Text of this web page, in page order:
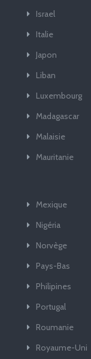
Israel
Italie
Japon
Liban
Luxembourg
Madagascar
Malaisie
Mauritanie
Mexique
Nigéria
Norvège
Pays-Bas
Philipines
Portugal
Roumanie
Royaume-Uni